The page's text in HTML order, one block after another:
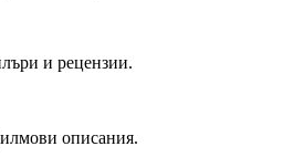
и рецензии.
описания.